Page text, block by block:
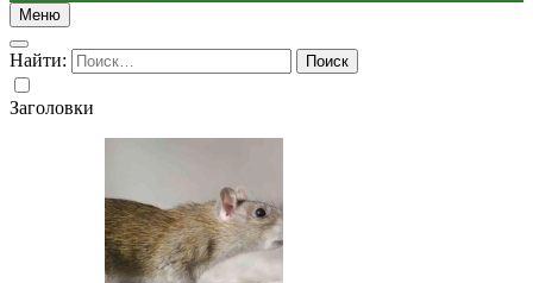
Меню
Найти:
Заголовки